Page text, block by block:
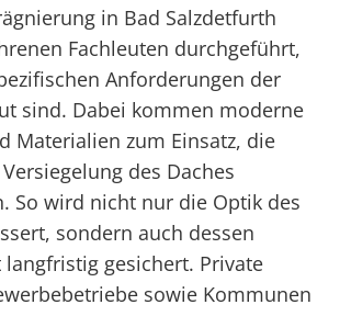
in Bad Salzdetfurth
Fachleuten durchgeführt,
Anforderungen der
sind. Dabei kommen moderne
Materialien zum Einsatz, die
des Daches
So wird nicht nur die Optik des
sondern auch dessen
gesichert. Private
sowie Kommunen